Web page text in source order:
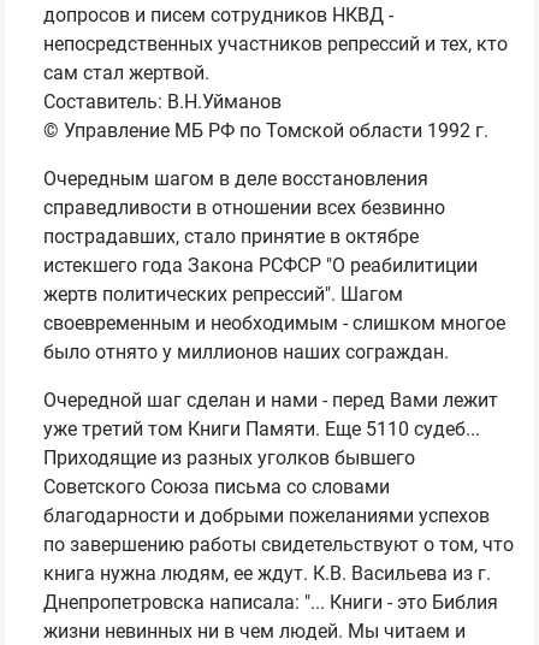
допросов и писем сотрудников НКВД -
непосредственных участников репрессий и тех, кто
сам стал жертвой.
Составитель: В.Н.Уйманов
© Управление МБ РФ по Томской области 1992 г.
Очередным шагом в деле восстановления
справедливости в отношении всех безвинно
пострадавших, стало принятие в октябре
истекшего года Закона РСФСР "О реабилитиции
жертв политических репрессий". Шагом
своевременным и необходимым - слишком многое
было отнято у миллионов наших сограждан.
Очередной шаг сделан и нами - перед Вами лежит
уже третий том Книги Памяти. Еще 5110 судеб...
Приходящие из разных уголков бывшего
Советского Союза письма со словами
благодарности и добрыми пожеланиями успехов
по завершению работы свидетельствуют о том, что
книга нужна людям, ее ждут. К.В. Васильева из г.
Днепропетровска написала: "... Книги - это Библия
жизни невинных ни в чем людей. Мы читаем и